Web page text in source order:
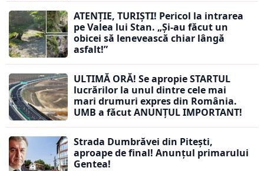
ATENȚIE, TURIȘTI! Pericol la intrarea
pe Valea lui Stan. „Și-au făcut un
obicei să lenevească chiar lângă
asfalt!”
ULTIMĂ ORĂ! Se apropie STARTUL
lucrărilor la unul dintre cele mai
mari drumuri expres din România.
UMB a făcut ANUNȚUL IMPORTANT!
Strada Dumbrăvei din Pitești,
aproape de final! Anunțul primarului
Gentea!